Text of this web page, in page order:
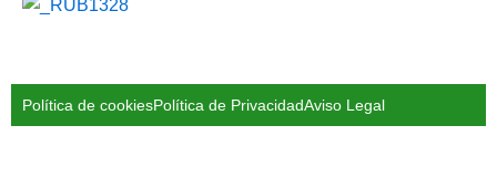
Política de cookiesPolítica de PrivacidadAviso Legal